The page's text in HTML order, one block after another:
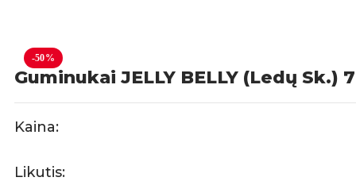
-50%
Guminukai JELLY BELLY (Ledų Sk.)
Kaina:
Likutis: